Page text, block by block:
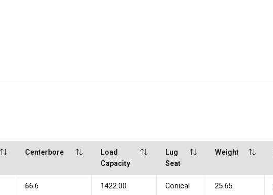
Centerbore
Load
Capacity
Lug
Seat
Weight
66.6 1422.00 Conical 25.65